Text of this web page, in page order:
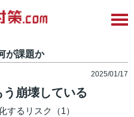
が課題か
2025/01/17
崩壊している
するリスク（1）